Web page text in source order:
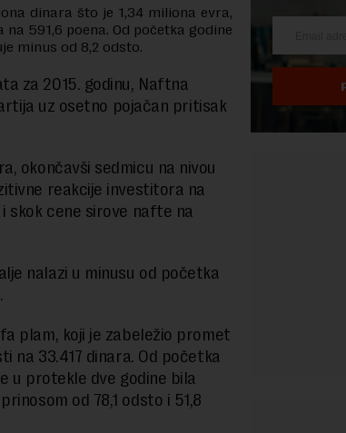
dinara što je 1,34 miliona evra,
591,6 poena. Od početka godine
minus od 8,2 odsto.
za 2015. godinu, Naftna
uz osetno pojačan pritisak
okončavši sedmicu na nivou
reakcije investitora na
skok cene sirove nafte na
nalazi u minusu od početka
plam, koji je zabeležio promet
na 33.417 dinara. Od početka
u protekle dve godine bila
od 78,1 odsto i 51,8